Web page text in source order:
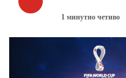
1 минутно четиво